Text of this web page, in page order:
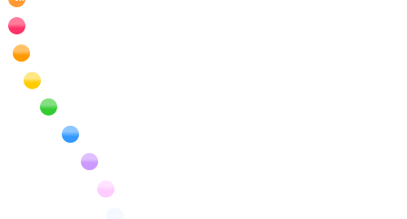
RSS
赤色の花のフリー写真素材
橙色の花のフリー写真素材
黄色の花のフリー写真素材
緑色の花のフリー写真素材
青色の花のフリー写真素材
紫色の花のフリー写真素材